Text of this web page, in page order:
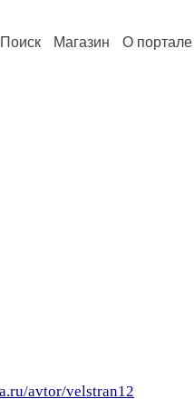
Поиск Магазин О портале
avtor/velstran12